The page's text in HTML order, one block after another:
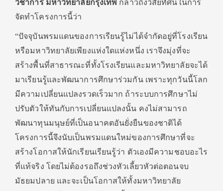
วิชาการ มหาวิทยาลัยกรุงเทพ กล่าวถึงวิสัยทัศน์ในการ
จัดทำโครงการนี้ว่า
“ปัจจุบันพรมแดนของการเรียนรู้ไม่ได้จำกัดอยู่ที่โรงเรียน
หรือมหาวิทยาลัยเพียงแห่งใดแห่งหนึ่ง เราจึงมุ่งที่จะ
สร้างพื้นที่สาธารณะที่ทั้งโรงเรียนและมหาวิทยาลัยจะได้
มาเรียนรู้และพัฒนาการศึกษาร่วมกัน เพราะทุกวันนี้โลก
มีความเปลี่ยนแปลงรวดเร็วมาก ถ้าระบบการศึกษาไม่
ปรับตัวให้ทันกับการเปลี่ยนแปลงนั้น คงไม่สามารถ
พัฒนาทุนมนุษย์ที่เป็นอนาคตอันยั่งยืนของชาติได้
โครงการนี้จึงนับเป็นพรมแดนใหม่ของการศึกษาที่จะ
สร้างโอกาสให้นักเรียนเรียนรู้ว่า ตัวเองมีความชอบอะไร
ที่แท้จริง โดยไม่ต้องรอถึงช่วงหัวเลี้ยวหัวต่อตอนจบ
มัธยมปลาย และจะเป็นโอกาสให้ทั้งมหาวิทยาลัย